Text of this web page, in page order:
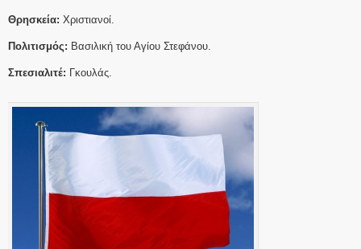
Θρησκεία: Χριστιανοί.
Πολιτισμός: Βασιλική του Αγίου Στεφάνου.
Σπεσιαλιτέ: Γκουλάς.